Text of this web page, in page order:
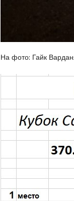
На фото: Гайк